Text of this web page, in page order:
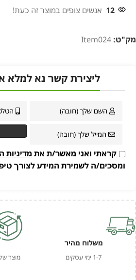
12 אנשים צופים במוצר זה כעת!
מק"ט: Item024
ליצירת קשר נא למלא
קראתי ואני מאשר/ת את מדיניות
ומסכים/ה לשמירת המידע לצורך
משלוח מהיר
1-7 ימי עסקים